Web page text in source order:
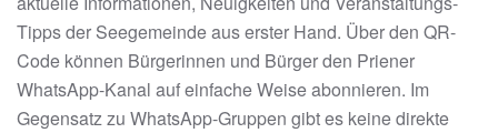
Tipps der Seegemeinde aus erster Hand. Über den QR-
Code können Bürgerinnen und Bürger den Priener
WhatsApp-Kanal auf einfache Weise abonnieren. Im
Gegensatz zu WhatsApp-Gruppen gibt es keine direkte